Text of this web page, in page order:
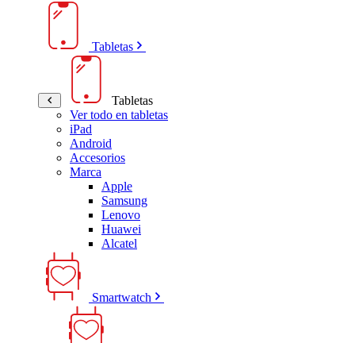
Tabletas
Tabletas
Ver todo en tabletas
iPad
Android
Accesorios
Marca
Apple
Samsung
Lenovo
Huawei
Alcatel
Smartwatch